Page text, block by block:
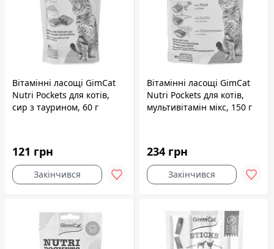
Вітамінні ласощі GimCat
Nutri Pockets для котів,
сир з таурином, 60 г
121 грн
Закінчився
Вітамінні ласощі GimCat
Nutri Pockets для котів,
мультивітамін мікс, 150 г
234 грн
Закінчився